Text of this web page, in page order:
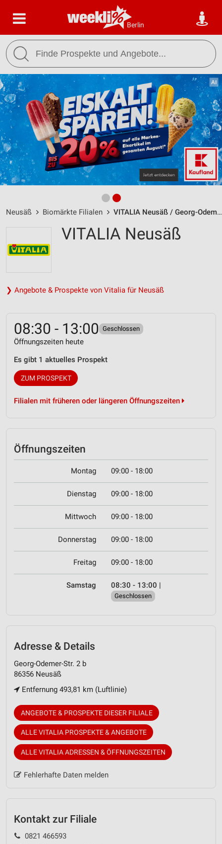
Berlin
Neusäß Biomärkte Filialen VITALIA Neusäß / Georg-Odemer-Str. 2 b - Öffnungszeiten & Adresse
VITALIA Neusäß
❯ Angebote & Prospekte von Vitalia für Neusäß
08:30 - 13:00 Geschlossen
Öffnungszeiten heute
Es gibt 1 aktuelles Prospekt
ZUM PROSPEKT
Filialen mit früheren oder längeren Öffnungszeiten
Öffnungszeiten
Montag 09:00 - 18:00
Dienstag 09:00 - 18:00
Mittwoch 09:00 - 18:00
Donnerstag 09:00 - 18:00
Freitag 09:00 - 18:00
Samstag 08:30 - 13:00 |
Geschlossen
Adresse & Details
Georg-Odemer-Str. 2 b
86356 Neusäß
Entfernung 493,81 km (Luftlinie)
ANGEBOTE & PROSPEKTE DIESER FILIALE
ALLE VITALIA PROSPEKTE & ANGEBOTE
ALLE VITALIA ADRESSEN & ÖFFNUNGSZEITEN
Fehlerhafte Daten melden
Kontakt zur Filiale
0821 466593